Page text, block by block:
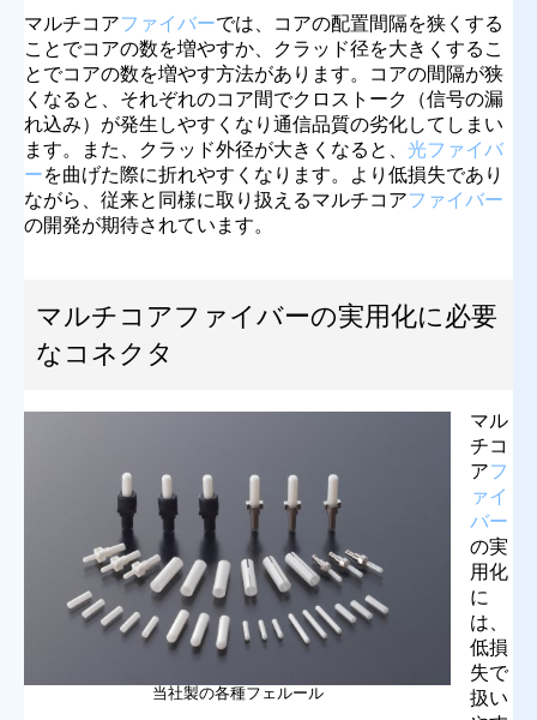
マルチコアファイバーでは、コアの配置間隔を狭くする
ことでコアの数を増やすか、クラッド径を大きくするこ
とでコアの数を増やす方法があります。コアの間隔が狭
くなると、それぞれのコア間でクロストーク（信号の漏
れ込み）が発生しやすくなり通信品質の劣化してしまい
ます。また、クラッド外径が大きくなると、 光ファイバ
ーを曲げた際に折れやすくなります。より低損失であり
ながら、従来と同様に取り扱えるマルチコアファイバー
の開発が期待されています。
マルチコアファイバーの実用化に必要
なコネクタ
当社製の各種フェルール
マル
チコ
アフ
ァイ
バー
の実
用化
に
は、
低損
失で
扱い